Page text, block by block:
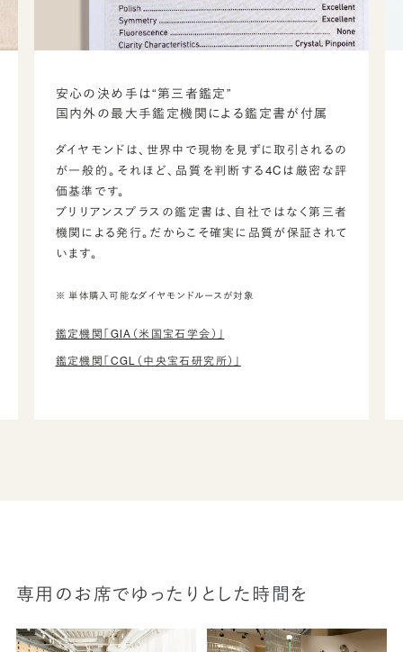
安心の決め手は“第三者鑑定”
国内外の最大手鑑定機関による鑑定書が付属
ダイヤモンドは、世界中で現物を見ずに取引されるの
が一般的。それほど、品質を判断する4Cは厳密な評
価基準です。
ブリリアンスプラスの鑑定書は、自社ではなく第三者
機関による発行。だからこそ確実に品質が保証されて
います。
※ 単体購入可能なダイヤモンドルースが対象
鑑定機関「GIA（米国宝石学会）」
鑑定機関「CGL（中央宝石研究所）」
専用のお席でゆったりとした時間を